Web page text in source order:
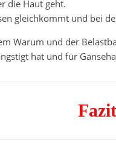
die Haut geht.
gleichkommt und bei
Warum und der
hat und für
Fazit